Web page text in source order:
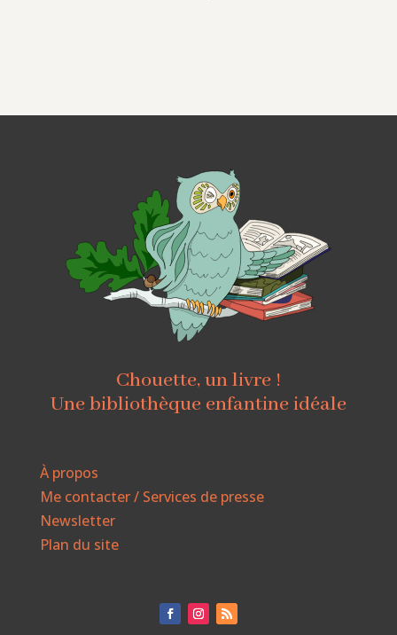
Chouette, un livre !
Une bibliothèque enfantine idéale
À propos
Me contacter / Services de presse
Newsletter
Plan du site